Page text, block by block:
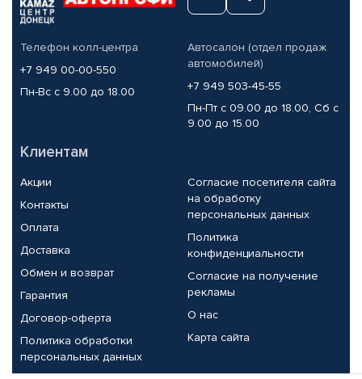
Телефон колл-центра
+7 949 00-00-550
Пн-Вс с 9.00 до 18.00
Автосалон (отдел продаж
автомобилей)
+7 949 503-45-55
Пн-Пт с 09.00 до 18.00, Сб с
9.00 до 15.00
Клиентам
Акции
Контакты
Оплата
Доставка
Обмен и возврат
Гарантия
Договор-оферта
Политика обработки
персональных данных
Согласие посетителя сайта
на обработку
персональных данных
Политика
конфиденциальности
Согласие на получение
рекламы
О нас
Карта сайта